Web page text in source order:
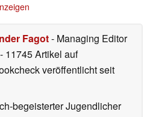
Fagot- Managing Editor
- 11745 Artikel auf
veröffentlichtseit
begeisterter Jugendlicher